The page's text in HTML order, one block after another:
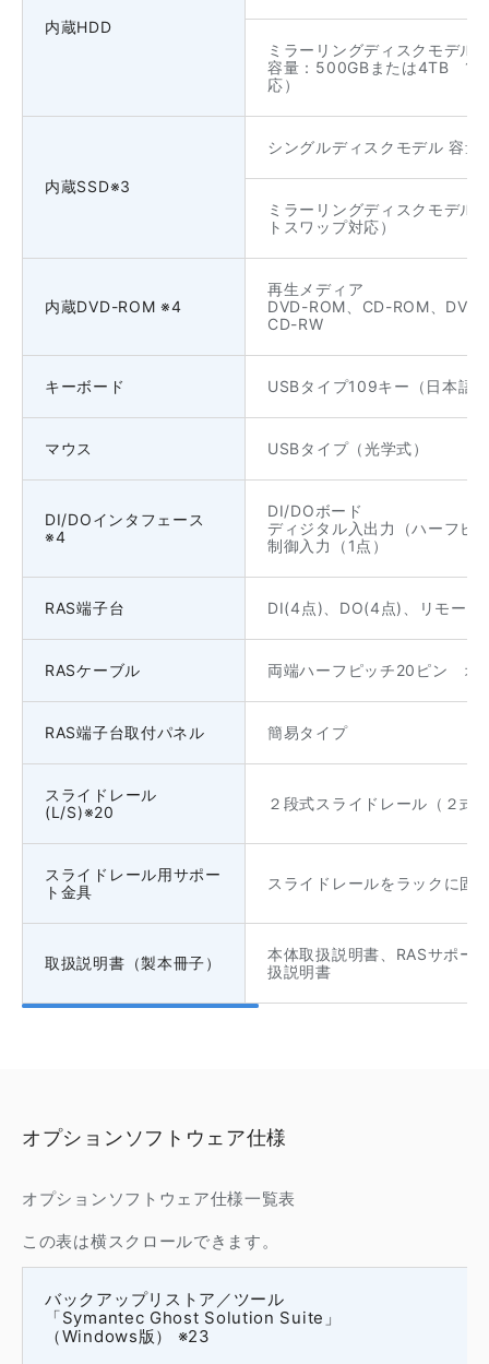
内蔵HDD
ミラーリングディスクモデル
容量：500GBまたは4TB 1セ
応）
内蔵SSD※3
シングルディスクモデル 容
ミラーリングディスクモデ
トスワップ対応）
内蔵DVD-ROM ※4
再生メディア
DVD-ROM、CD-ROM、
CD-RW
キーボード USBタイプ109キー（日本語
マウス USBタイプ（光学式）
DI/DOインタフェース
※4
DI/DOボード
ディジタル入出力（ハーフピ
制御入力（1点）
RAS端子台 DI(4点)、DO(4点)、リモート
RASケーブル 両端ハーフピッチ20ピン オ
RAS端子台取付パネル 簡易タイプ
スライドレール
(L/S)※20
２段式スライドレール（２式
スライドレール用サポー
ト金具
スライドレールをラックに固
取扱説明書（製本冊子）
本体取扱説明書、RASサポー
扱説明書
オプションソフトウェア仕様
オプションソフトウェア仕様一覧表
この表は横スクロールできます。
バックアップリストア／ツール
「Symantec Ghost Solution Suite」
（Windows版） ※23